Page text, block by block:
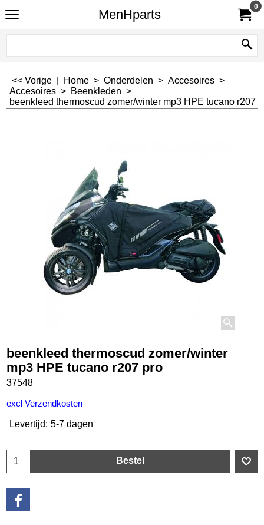
MenHparts
0
<< Vorige Home > Onderdelen > Accesoires >
Accesoires > Beenkleden >
beenkleed thermoscud zomer/winter mp3 HPE tucano r207
beenkleed thermoscud zomer/winter
mp3 HPE tucano r207 pro
37548
€221.50 incl BTW
excl Verzendkosten